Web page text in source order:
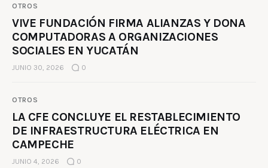
OTROS
VIVE FUNDACIÓN FIRMA ALIANZAS Y DONA
COMPUTADORAS A ORGANIZACIONES
SOCIALES EN YUCATÁN
JUNIO 30, 2026 0
OTROS
LA CFE CONCLUYE EL RESTABLECIMIENTO
DE INFRAESTRUCTURA ELÉCTRICA EN
CAMPECHE
JUNIO 4, 2026 0